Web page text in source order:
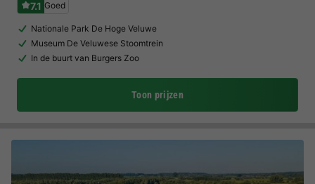
7.1 Goed
Nationale Park De Hoge Veluwe
Museum De Veluwese Stoomtrein
In de buurt van Burgers Zoo
Toon prijzen